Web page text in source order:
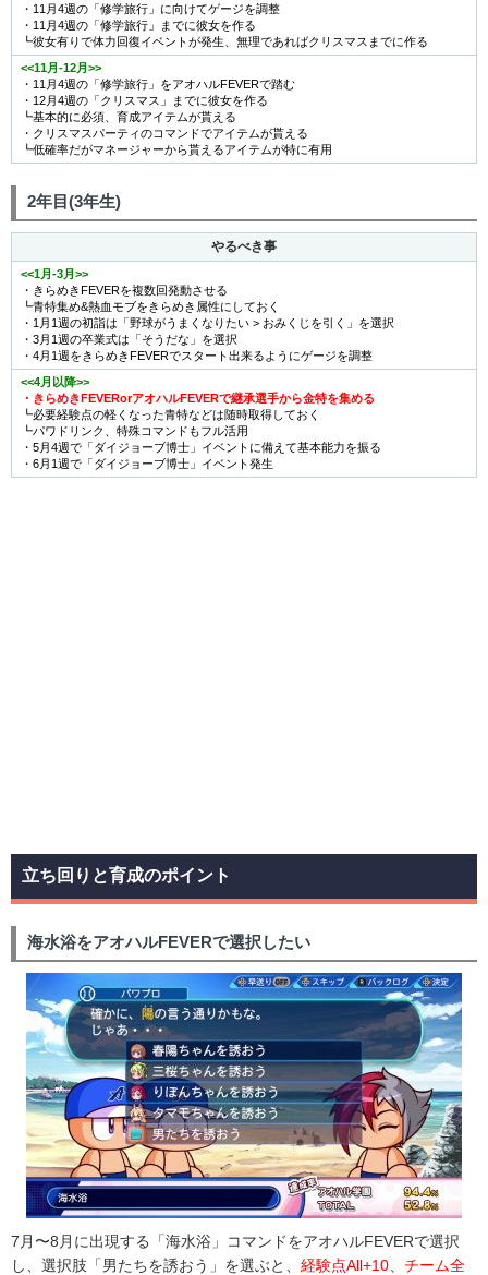
・11月4週の「修学旅行」に向けてゲージを調整
・11月4週の「修学旅行」までに彼女を作る
┗彼女有りで体力回復イベントが発生、無理であればクリスマスまでに作る
<<11月-12月>>
・11月4週の「修学旅行」をアオハルFEVERで踏む
・12月4週の「クリスマス」までに彼女を作る
┗基本的に必須、育成アイテムが貰える
・クリスマスパーティのコマンドでアイテムが貰える
┗低確率だがマネージャーから貰えるアイテムが特に有用
2年目(3年生)
やるべき事
<<1月-3月>>
・きらめきFEVERを複数回発動させる
┗青特集め&熱血モブをきらめき属性にしておく
・1月1週の初詣は「野球がうまくなりたい > おみくじを引く」を選択
・3月1週の卒業式は「そうだな」を選択
・4月1週をきらめきFEVERでスタート出来るようにゲージを調整
<<4月以降>>
・きらめきFEVERorアオハルFEVERで継承選手から金特を集める
┗必要経験点の軽くなった青特などは随時取得しておく
┗パワドリンク、特殊コマンドもフル活用
・5月4週で「ダイジョーブ博士」イベントに備えて基本能力を振る
・6月1週で「ダイジョーブ博士」イベント発生
立ち回りと育成のポイント
海水浴をアオハルFEVERで選択したい
7月〜8月に出現する「海水浴」コマンドをアオハルFEVERで選択
し、選択肢「男たちを誘おう」を選ぶと、 経験点All+10、チーム全